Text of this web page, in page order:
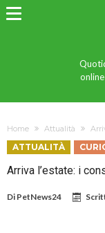
Home Attualità
ATTUALITÀ
Arriva l’estate: i
Di PetNews24